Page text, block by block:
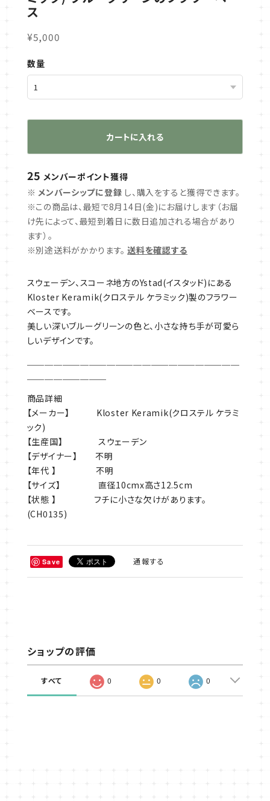
ス
¥5,000
数量
カートに入れる
25 メンバーポイント獲得
※ メンバーシップに登録 し、購入をすると獲得できます。
※この商品は、最短で8月14日(金)にお届けします（お届
け先によって、最短到着日に数日追加される場合があり
ます）。
※別途送料がかかります。 送料を確認する
スウェーデン、スコーネ地方のYstad(イスタッド)にある
Kloster Keramik(クロステル ケラミック)製のフラワー
ベースです。
美しい深いブルーグリーンの色と、小さな持ち手が可愛ら
しいデザインです。
￣￣￣￣￣￣￣￣￣￣￣￣￣￣￣￣￣￣￣￣￣￣￣￣
￣￣￣￣￣￣￣￣￣
商品詳細
【メーカー】 Kloster Keramik(クロステル ケラミ
ック)
【生産国】 スウェーデン
【デザイナー】 不明
【年代 】 不明
【サイズ】 直径10cmx高さ12.5cm
【状態 】 フチに小さな欠けがあります。
(CH0135)
Save 通報する
ショップの評価
すべて 0 0 0